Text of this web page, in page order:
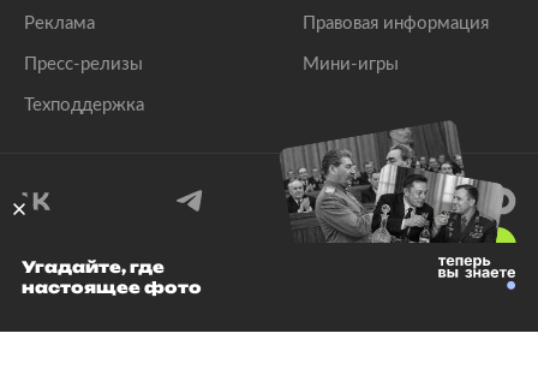
Реклама
Пресс-релизы
Техподдержка
Правовая информация
Мини-игры
© 1999–2026 Все права защищены.
Угадайте, где
настоящее фото